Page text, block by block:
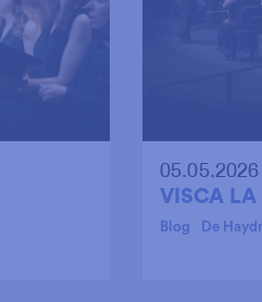
05.05.2026
VISCA
Blog De